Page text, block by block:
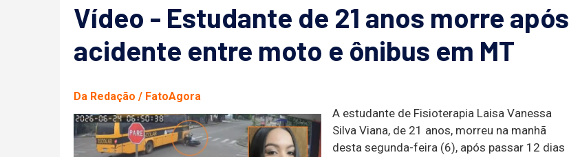
Vídeo - Estudante de 21 anos morre após
acidente entre moto e ônibus em MT
Da Redação / FatoAgora
A estudante de Fisioterapia Laisa Vanessa
Silva Viana, de 21 anos, morreu na manhã
desta segunda-feira (6), após passar 12 dias